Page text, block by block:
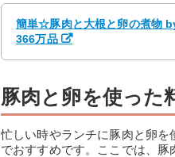
簡単☆豚肉と大根と卵の煮物
366万品
豚肉と卵を使った
忙しい時やランチに豚肉と卵
でおすすめです。ここでは、豚